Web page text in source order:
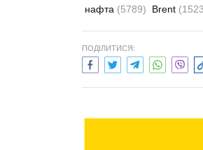
нафта (5789) Brent
ПОДІЛИТИСЯ: